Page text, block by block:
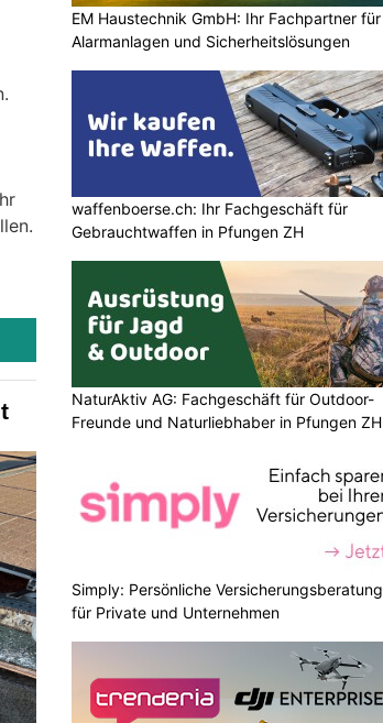
EM Haustechnik GmbH: Ihr Fachpartner für
Alarmanlagen und Sicherheitslösungen
waffenboerse.ch: Ihr Fachgeschäft für
Gebrauchtwaffen in Pfungen ZH
NaturAktiv AG: Fachgeschäft für Outdoor-
Freunde und Naturliebhaber in Pfungen ZH
Simply: Persönliche Versicherungsberatung
für Private und Unternehmen